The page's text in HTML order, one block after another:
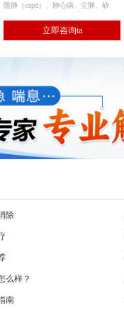
阻肺（copd）、肺心病、尘肺、矽
肺炎、肺部感染、肺纤维化、肺结
治。
立即咨询ta
除
么样？
南